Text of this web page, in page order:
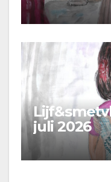
juli 2026